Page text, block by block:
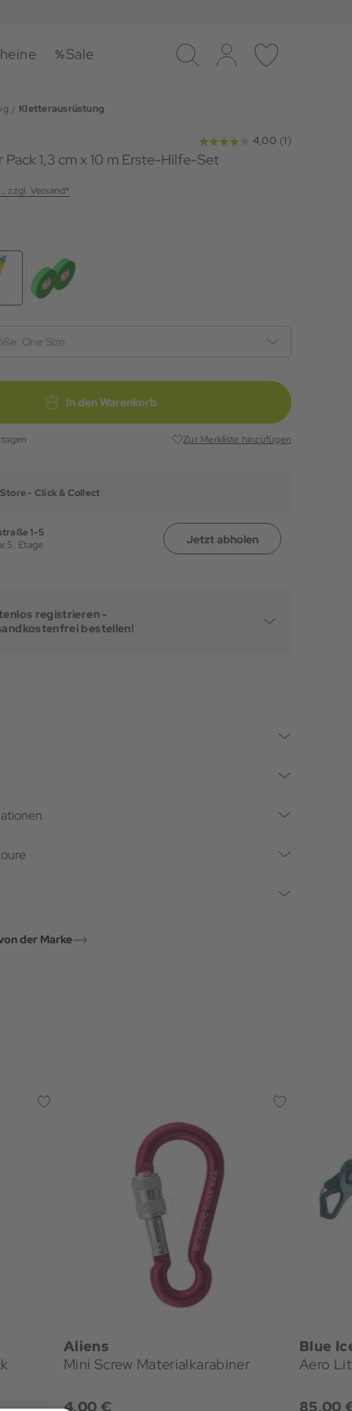
Sale
Suche Log-in Merkliste
Kletterausrüstung
1,3 cm x 10 m Erste-Hilfe-Set
zzgl. Versand*
One Size
In den Warenkorb
Zur Merkliste hinzufügen
- Click & Collect
1-5
5. Etage Jetzt abholen
registrieren -
bestellen!
der Marke
Aliens
Mini Screw Materialkarabiner
4,00 €
Blue
Aero
85,00